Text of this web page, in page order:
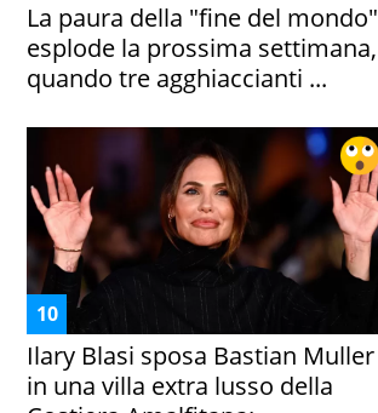
La paura della "fine del mondo"
esplode la prossima settimana,
quando tre agghiaccianti ...
Ilary Blasi sposa Bastian Muller
in una villa extra lusso della